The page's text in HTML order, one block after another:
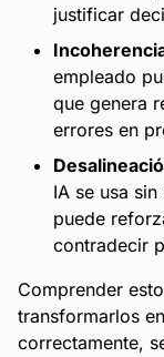
justificar
empleado
que genera
errores en
IA se usa
puede
contradecir
Comprender
transformarlos
correctamente,